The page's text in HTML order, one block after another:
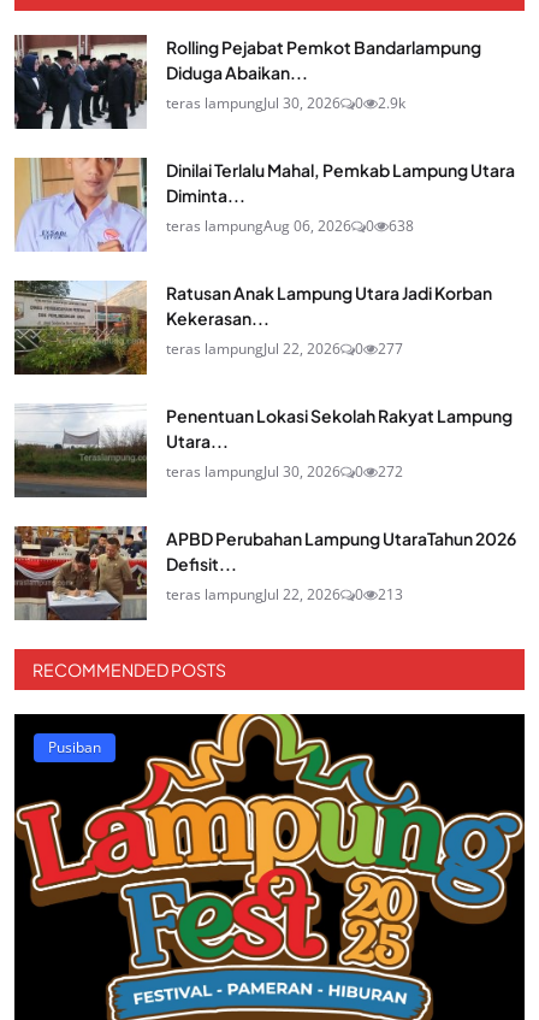
Rolling Pejabat Pemkot Bandarlampung
Diduga Abaikan...
teras lampungJul 30, 2026 0 2.9k
Dinilai Terlalu Mahal, Pemkab Lampung Utara
Diminta...
teras lampungAug 06, 2026 0 638
Ratusan Anak Lampung Utara Jadi Korban
Kekerasan...
teras lampungJul 22, 2026 0 277
Penentuan Lokasi Sekolah Rakyat Lampung
Utara...
teras lampungJul 30, 2026 0 272
APBD Perubahan Lampung UtaraTahun 2026
Defisit...
teras lampungJul 22, 2026 0 213
RECOMMENDED POSTS
Pusiban